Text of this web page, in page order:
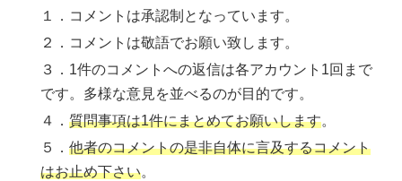
１．コメントは承認制となっています。
２．コメントは敬語でお願い致します。
３．1件のコメントへの返信は各アカウント1回まで
です。多様な意見を並べるのが目的です。
４．質問事項は1件にまとめてお願いします。
５．他者のコメントの是非自体に言及するコメント
はお止め下さい。